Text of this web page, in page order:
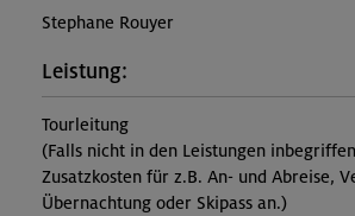
Stephane Rouyer
Leistung:
Tourleitung
(Falls nicht in den Leistungen
Zusatzkosten für z.B. An- und Abreise,
Übernachtung oder Skipass an.)